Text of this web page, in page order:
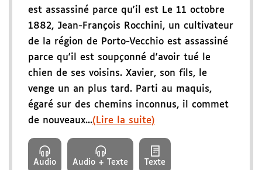
est assassiné parce qu'il est Le 11 octobre
1882, Jean-François Rocchini, un cultivateur
de la région de Porto-Vecchio est assassiné
parce qu'il est soupçonné d'avoir tué le
chien de ses voisins. Xavier, son fils, le
venge un an plus tard. Parti au maquis,
égaré sur des chemins inconnus, il commet
de nouveaux...(Lire la suite)
Audio Audio + Texte Texte